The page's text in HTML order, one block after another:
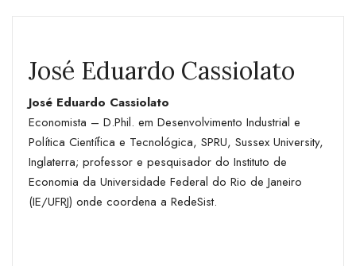
José Eduardo Cassiolato
José Eduardo Cassiolato
Economista – D.Phil. em Desenvolvimento Industrial e
Política Científica e Tecnológica, SPRU, Sussex University,
Inglaterra; professor e pesquisador do Instituto de
Economia da Universidade Federal do Rio de Janeiro
(IE/UFRJ) onde coordena a RedeSist.